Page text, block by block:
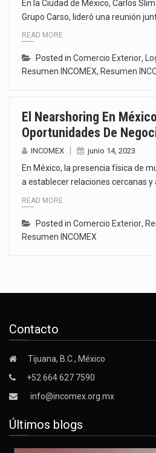
En la Ciudad de México, Carlos
Grupo Carso, lideró una reunión
READ MORE
Posted in Comercio Exterior,
Resumen INCOMEX, Resumen
El Nearshoring En
Oportunidades De
INCOMEX junio 14, 2023
En México, la presencia física de
a establecer relaciones cercanas y
READ MORE
Posted in Comercio Exterior,
Resumen INCOMEX
Contacto
Tijuana, B.C., México
+52 664 627 7590
info@incomex.org.mx
Últimos blogs